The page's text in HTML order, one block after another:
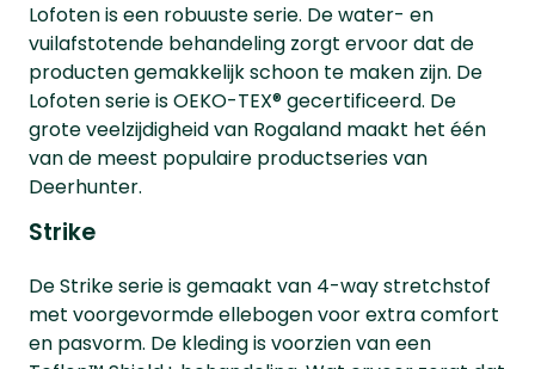
Lofoten is een robuuste serie. De water- en
vuilafstotende behandeling zorgt ervoor dat de
producten gemakkelijk schoon te maken zijn. De
Lofoten serie is OEKO-TEX® gecertificeerd. De
grote veelzijdigheid van Rogaland maakt het één
van de meest populaire productseries van
Deerhunter.
Strike
De Strike serie is gemaakt van 4-way stretchstof
met voorgevormde ellebogen voor extra comfort
en pasvorm. De kleding is voorzien van een